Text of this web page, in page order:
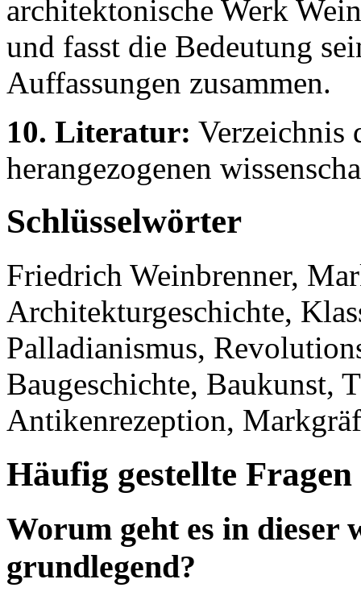
architektonische Werk
und fasst die Bedeutung
Auffassungen zusammen.
10. Literatur: Verzeichnis
herangezogenen
Schlüsselwörter
Friedrich Weinbrenner,
Architekturgeschichte,
Palladianismus,
Baugeschichte, Baukunst,
Antikenrezeption,
Häufig gestellte Fragen
Worum geht es in dieser
grundlegend?